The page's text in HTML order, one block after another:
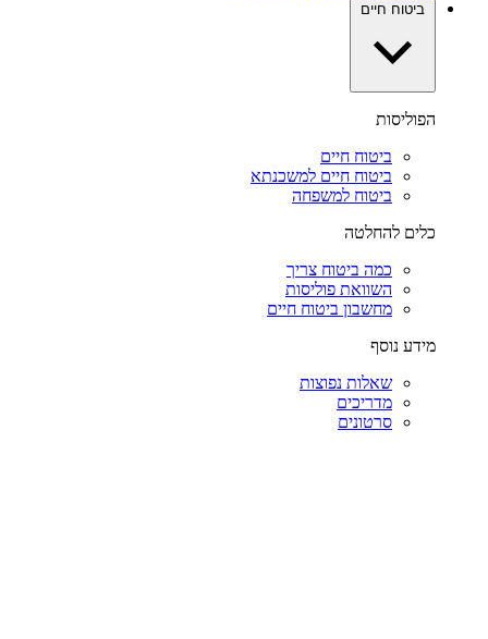
ביטוח חיים
הפוליסות
ביטוח חיים
ביטוח חיים למשכנתא
ביטוח למשפחה
כלים להחלטה
כמה ביטוח צריך
השוואת פוליסות
מחשבון ביטוח חיים
מידע נוסף
שאלות נפוצות
מדריכים
סרטונים